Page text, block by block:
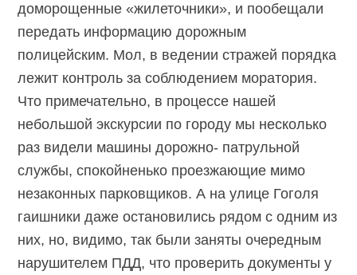
доморощенные «жилеточники», и пообещали
передать информацию дорожным
полицейским. Мол, в ведении стражей порядка
лежит контроль за соблюдением моратория.
Что примечательно, в процессе нашей
небольшой экскурсии по городу мы несколько
раз видели машины дорожно- патрульной
службы, спокойненько проезжающие мимо
незаконных парковщиков. А на улице Гоголя
гаишники даже остановились рядом с одним из
них, но, видимо, так были заняты очередным
нарушителем ПДД, что проверить документы у